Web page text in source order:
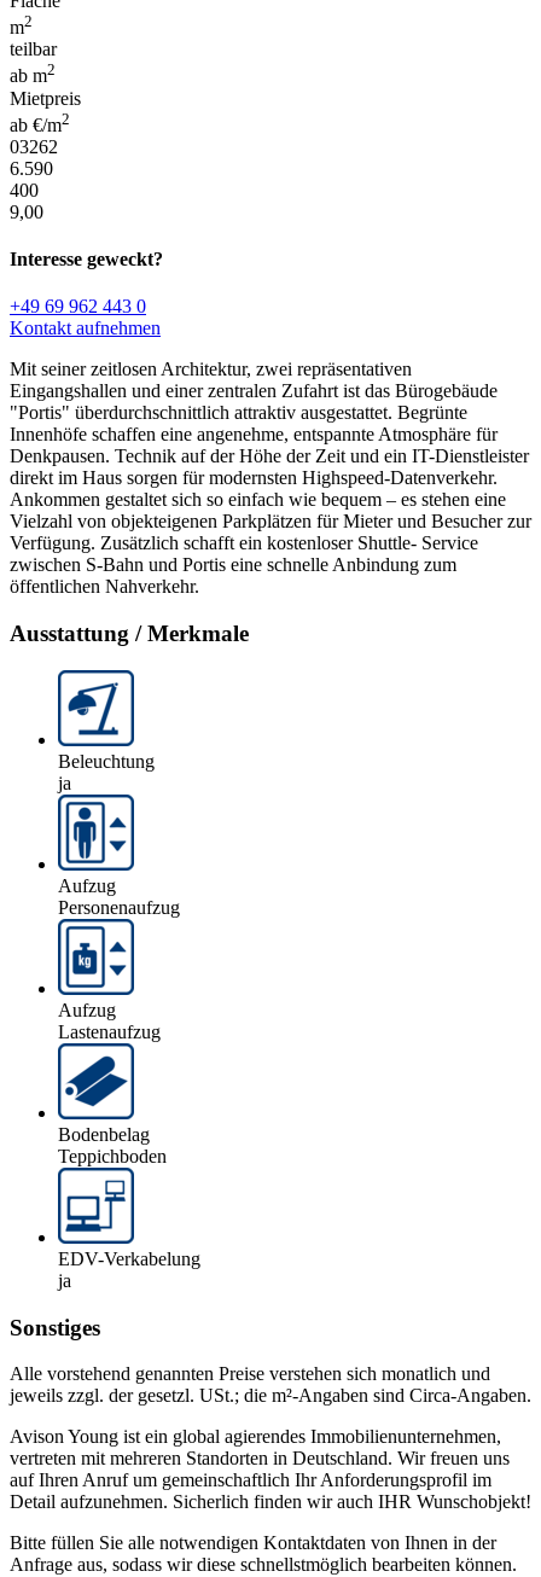
m2
teilbar
ab m2
Mietpreis
ab €/m2
03262
6.590
400
9,00
Interesse geweckt?
+49 69 962 443 0
Kontakt aufnehmen
Mit seiner zeitlosen Architektur, zwei repräsentativen
Eingangshallen und einer zentralen Zufahrt ist das Bürogebäude
"Portis" überdurchschnittlich attraktiv ausgestattet. Begrünte
Innenhöfe schaffen eine angenehme, entspannte Atmosphäre für
Denkpausen. Technik auf der Höhe der Zeit und ein IT-Dienstleister
direkt im Haus sorgen für modernsten Highspeed-Datenverkehr.
Ankommen gestaltet sich so einfach wie bequem – es stehen eine
Vielzahl von objekteigenen Parkplätzen für Mieter und Besucher zur
Verfügung. Zusätzlich schafft ein kostenloser Shuttle- Service
zwischen S-Bahn und Portis eine schnelle Anbindung zum
öffentlichen Nahverkehr.
Ausstattung / Merkmale
Beleuchtung
ja
Aufzug
Personenaufzug
Aufzug
Lastenaufzug
Bodenbelag
Teppichboden
EDV-Verkabelung
ja
Sonstiges
Alle vorstehend genannten Preise verstehen sich monatlich und
jeweils zzgl. der gesetzl. USt.; die m²-Angaben sind Circa-Angaben.
Avison Young ist ein global agierendes Immobilienunternehmen,
vertreten mit mehreren Standorten in Deutschland. Wir freuen uns
auf Ihren Anruf um gemeinschaftlich Ihr Anforderungsprofil im
Detail aufzunehmen. Sicherlich finden wir auch IHR Wunschobjekt!
Bitte füllen Sie alle notwendigen Kontaktdaten von Ihnen in der
Anfrage aus, sodass wir diese schnellstmöglich bearbeiten können.